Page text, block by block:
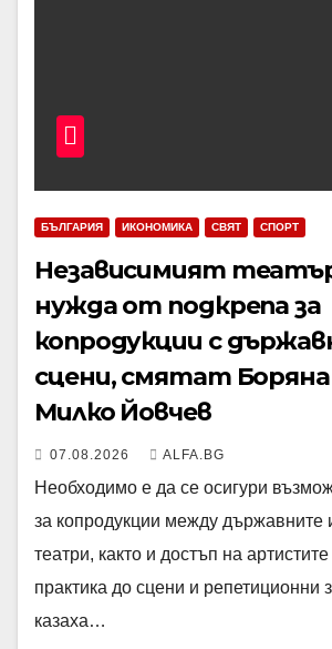
БЪЛГАРИЯ ИКОНОМИКА СВЯТ СПОРТ
Независимият
нужда от подкрепа за
копродукции с
сцени, смятат Боряна
Милко Йовчев
07.08.2026 ALFA.BG
Необходимо е да се осигури
за копродукции между държавните
театри, както и достъп на
практика до сцени и репетиционни
казаха…